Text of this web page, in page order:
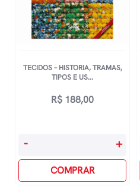
TECIDOS – HISTORIA, TRAMAS,
TIPOS E US...
R$ 188,00
Tecidos
Historia,
Tramas,
- +
COMPRAR